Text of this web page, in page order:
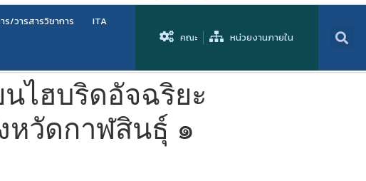
ร/วารสารวิชาการ ITA
คณะ หน่วยงานภายใน
ไฮบริดอัจฉริยะ
หวัดกาฬสินธุ์ ๑